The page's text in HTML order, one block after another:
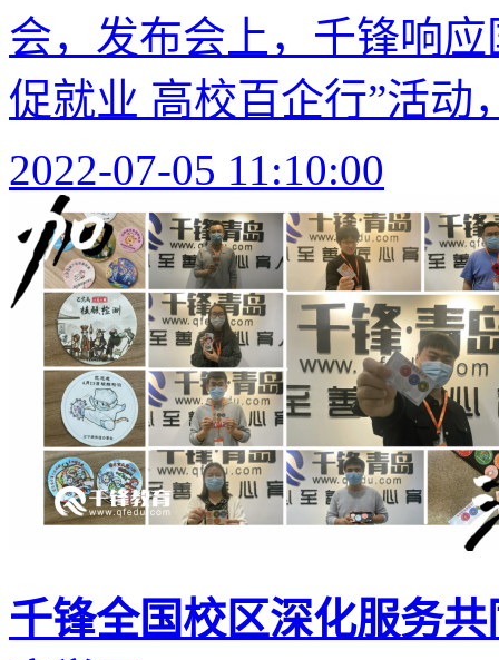
会，发布会上，千锋响
促就业 高校百企行”活动
2022-07-05 11:10:00
千锋全国校区深化服务